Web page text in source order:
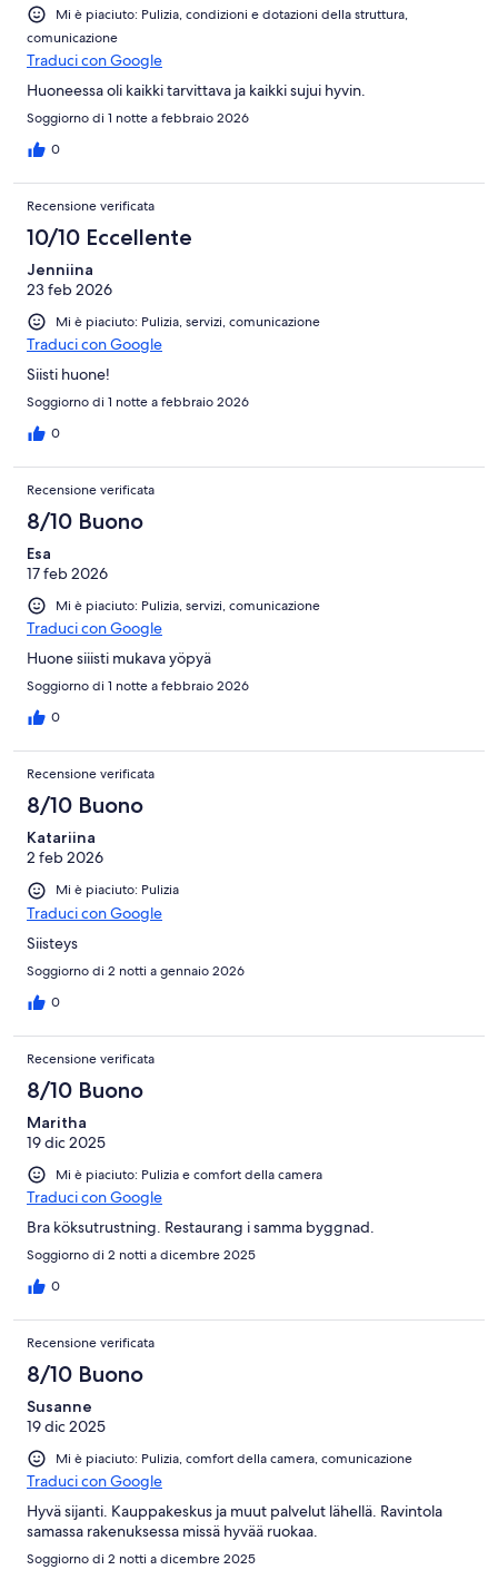
Mi è piaciuto: Pulizia, condizioni e dotazioni della struttura,
comunicazione
Traduci con Google
Huoneessa oli kaikki tarvittava ja kaikki sujui hyvin.
Soggiorno di 1 notte a febbraio 2026
0
Recensione verificata
10/10 Eccellente
Jenniina
23 feb 2026
Mi è piaciuto: Pulizia, servizi, comunicazione
Traduci con Google
Siisti huone!
Soggiorno di 1 notte a febbraio 2026
0
Recensione verificata
8/10 Buono
Esa
17 feb 2026
Mi è piaciuto: Pulizia, servizi, comunicazione
Traduci con Google
Huone siiisti mukava yöpyä
Soggiorno di 1 notte a febbraio 2026
0
Recensione verificata
8/10 Buono
Katariina
2 feb 2026
Mi è piaciuto: Pulizia
Traduci con Google
Siisteys
Soggiorno di 2 notti a gennaio 2026
0
Recensione verificata
8/10 Buono
Maritha
19 dic 2025
Mi è piaciuto: Pulizia e comfort della camera
Traduci con Google
Bra köksutrustning. Restaurang i samma byggnad.
Soggiorno di 2 notti a dicembre 2025
0
Recensione verificata
8/10 Buono
Susanne
19 dic 2025
Mi è piaciuto: Pulizia, comfort della camera, comunicazione
Traduci con Google
Hyvä sijanti. Kauppakeskus ja muut palvelut lähellä. Ravintola
samassa rakenuksessa missä hyvää ruokaa.
Soggiorno di 2 notti a dicembre 2025